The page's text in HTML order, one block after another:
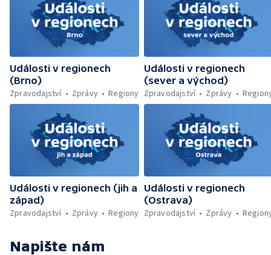
farmářských trhů — Ochrana Lesního
koupaliště v Ruprechticích — Umělý sníh na
vrcholu Černé hory — Zrestaurované sochy
se vrátily na pražský orloj
Události v regionech
(Brno)
Zpravodajství
Zprávy Regiony
Události v regionech
(sever a východ)
Zpravodajství
Zprávy
Události v regionech (jih a
západ)
Zpravodajství
Zprávy Regiony
Události v regionech
(Ostrava)
Zpravodajství
Zprávy
Napište nám